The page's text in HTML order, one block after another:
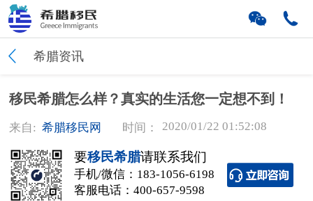
希腊资讯
移民希腊怎么样？真实的生活您一定想不到！
来自: 希腊移民网 时间： 2020/01/22 01:52:08
要移民希腊请联系我们
手机/微信： 183-1056-6198
客服电话： 400-657-9598